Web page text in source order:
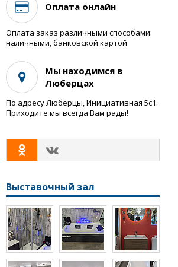
Оплата онлайн
Оплата заказ различными способами:
наличными, банковской картой
Мы находимся в
Люберцах
По адресу Люберцы, Инициативная 5с1.
Приходите мы всегда Вам рады!
Выставочный зал